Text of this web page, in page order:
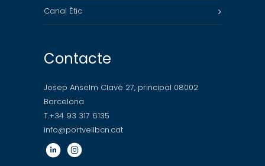
Canal Ètic
Contacte
Josep Anselm Clavé 27, principal 08002
Barcelona
T.+34 93 317 6135
info@portvellbcn.cat